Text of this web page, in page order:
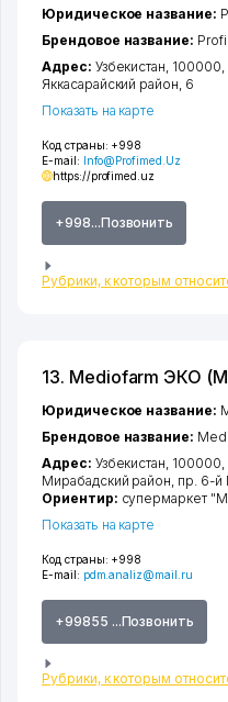
Код страны: +998
E-mail:
Info@Profimed.Uz
https://profimed.uz
+998...Позвонить
Рубрики, к которым
Юридическое название:
Брендовое название:
Адрес: Узбекистан, 100000,
Яккасарайский район, 6
Показать на карте
13. Mediofarm ЭКО
Код страны: +998
E-mail: pdm.analiz@mail.ru
+99855 ...Позвонить
Рубрики, к которым
Юридическое название:
Брендовое название:
Адрес: Узбекистан, 100000,
Мирабадский район пр. 6-
Ориентир: супермаркет
Показать на карте